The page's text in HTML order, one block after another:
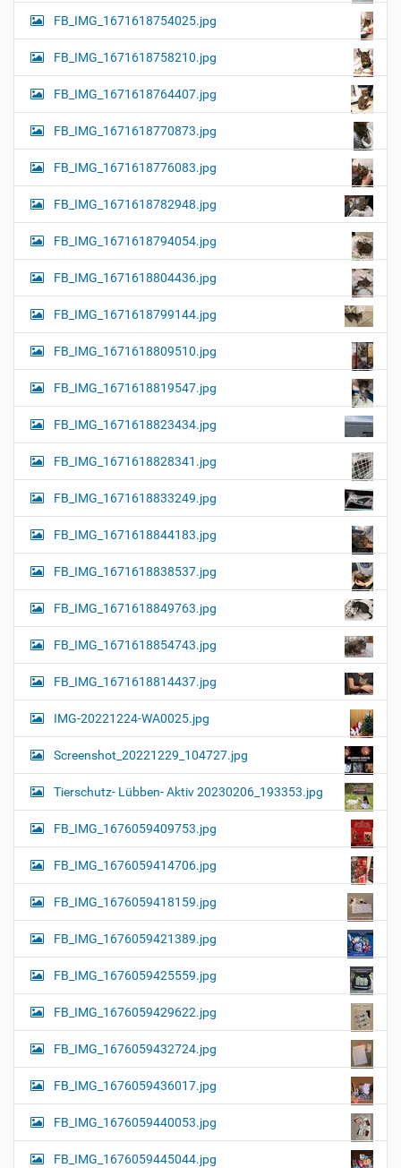
FB_IMG_1671618754025.jpg
FB_IMG_1671618758210.jpg
FB_IMG_1671618764407.jpg
FB_IMG_1671618770873.jpg
FB_IMG_1671618776083.jpg
FB_IMG_1671618782948.jpg
FB_IMG_1671618794054.jpg
FB_IMG_1671618804436.jpg
FB_IMG_1671618799144.jpg
FB_IMG_1671618809510.jpg
FB_IMG_1671618819547.jpg
FB_IMG_1671618823434.jpg
FB_IMG_1671618828341.jpg
FB_IMG_1671618833249.jpg
FB_IMG_1671618844183.jpg
FB_IMG_1671618838537.jpg
FB_IMG_1671618849763.jpg
FB_IMG_1671618854743.jpg
FB_IMG_1671618814437.jpg
IMG-20221224-WA0025.jpg
Screenshot_20221229_104727.jpg
Tierschutz- Lübben- Aktiv 20230206_193353.jpg
FB_IMG_1676059409753.jpg
FB_IMG_1676059414706.jpg
FB_IMG_1676059418159.jpg
FB_IMG_1676059421389.jpg
FB_IMG_1676059425559.jpg
FB_IMG_1676059429622.jpg
FB_IMG_1676059432724.jpg
FB_IMG_1676059436017.jpg
FB_IMG_1676059440053.jpg
FB_IMG_1676059445044.jpg